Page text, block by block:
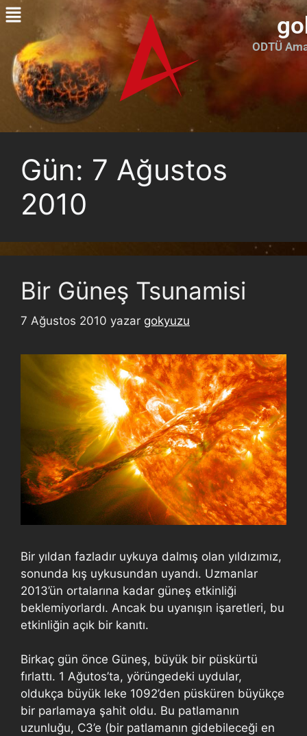
ODTÜ
Gün: 7 Ağustos
2010
Bir Güneş Tsunamisi
7 Ağustos 2010 yazar gokyuzu
Bir yıldan fazladır uykuya dalmış olan yıldızımız,
sonunda kış uykusundan uyandı. Uzmanlar
2013’ün ortalarına kadar güneş etkinliği
beklemiyorlardı. Ancak bu uyanışın işaretleri, bu
etkinliğin açık bir kanıtı.
Birkaç gün önce Güneş, büyük bir püskürtü
fırlattı. 1 Ağutos’ta, yörüngedeki uydular,
oldukça büyük leke 1092’den püsküren büyükçe
bir parlamaya şahit oldu. Bu patlamanın
uzunluğu, C3’e (bir patlamanın gidebileceği en